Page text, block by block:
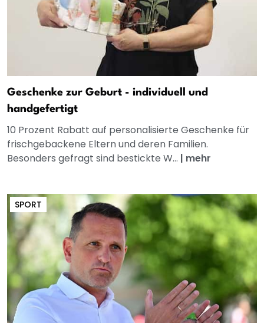
Geschenke zur Geburt - individuell und
handgefertigt
10 Prozent Rabatt auf personalisierte Geschenke für
frischgebackene Eltern und deren Familien.
Besonders gefragt sind bestickte W... | mehr
SPORT